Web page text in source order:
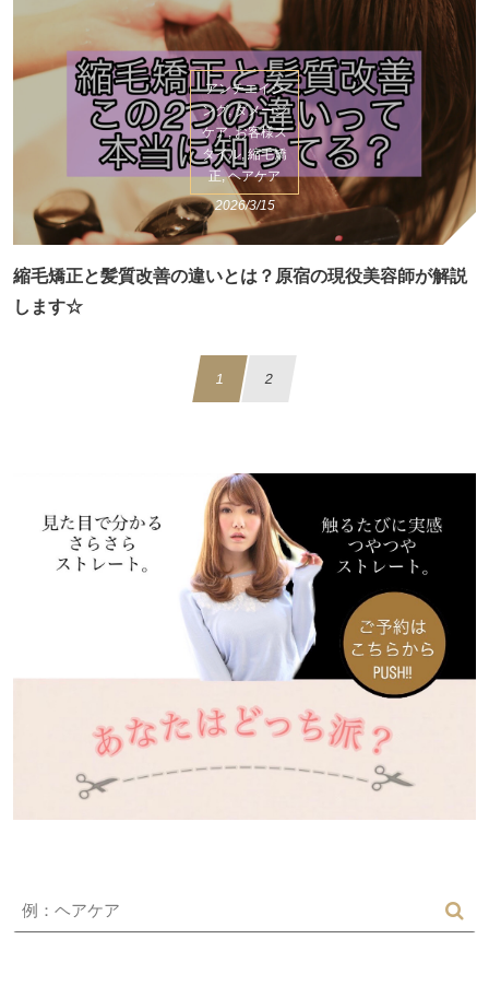
アンチエイジ
ング, ダメージ
ケア, お客様ス
タイル, 縮毛矯
正, ヘアケア
2026/3/15
縮毛矯正と髪質改善の違いとは？原宿の現役美容師が解説
します☆
1 2